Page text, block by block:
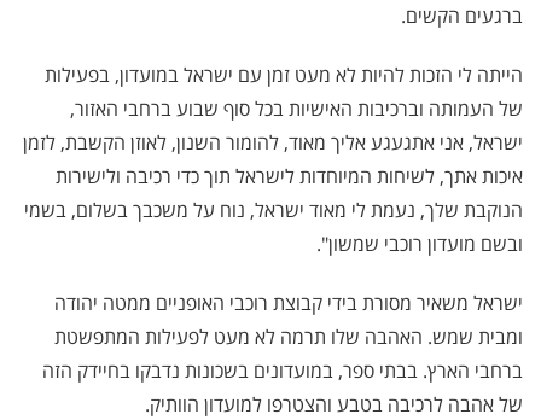
ברגעים הקשים.
הייתה לי הזכות להיות לא מעט זמן עם ישראל במועדון, בפעילות
של העמותה וברכיבות האישיות בכל סוף שבוע ברחבי האזור,
ישראל, אני אתגעגע אליך מאוד, להומור השנון, לאוזן הקשבת, לזמן
איכות אתך, לשיחות המיוחדות לישראל תוך כדי רכיבה ולישירות
הנוקבת שלך, נעמת לי מאוד ישראל, נוח על משכבך בשלום, בשמי
ובשם מועדון רוכבי שמשון".
ישראל משאיר מסורת בידי קבוצת רוכבי האופניים ממטה יהודה
ומבית שמש. האהבה שלו תרמה לא מעט לפעילות המתפשטת
ברחבי הארץ. בבתי ספר, במועדונים בשכונות נדבקו בחיידק הזה
של אהבה לרכיבה בטבע והצטרפו למועדון הוותיק.